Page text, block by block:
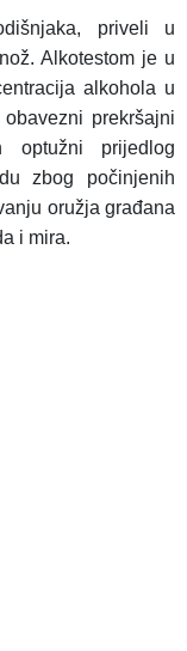
priveli u
Alkotestom je u
alkohola u
prekršajni
prijedlog
zbog počinjenih
oružja građana
i mira.